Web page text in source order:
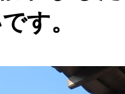
す。